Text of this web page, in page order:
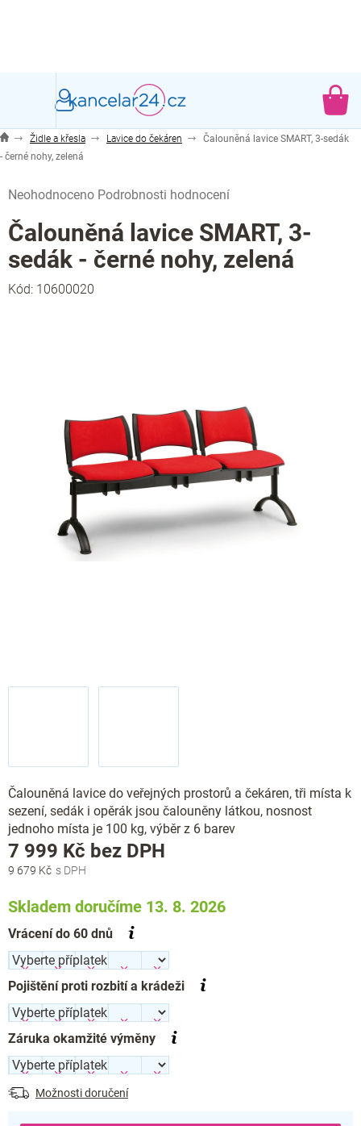
Židle a křesla Lavice do čekáren
Čalouněná lavice SMART, 3-sedák
- černé nohy, zelená
hodnocení
produktu
je
0,0
z
5
Neohodnoceno Podrobnosti hodnocení
Čalouněná lavice SMART, 3-
sedák - černé nohy, zelená
Kód: 10600020
Čalouněná lavice do veřejných prostorů a čekáren, tři místa k
sezení, sedák i opěrák jsou čalouněny látkou, nosnost
jednoho místa je 100 kg, výběr z 6 barev
9 679 Kč
7 999 Kč bez DPH
Skladem doručíme 13. 8. 2026
Vrácení do 60 dnů
Pojištění proti rozbití a krádeži
Záruka okamžité výměny
Možnosti doručení